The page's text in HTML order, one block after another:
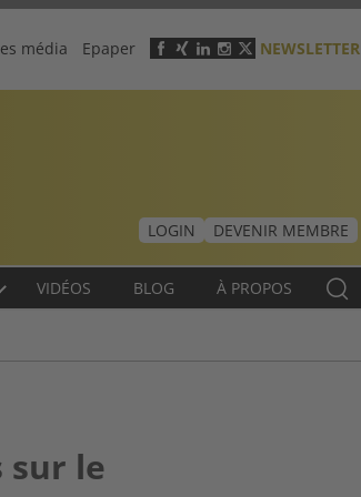
Header
menu
média Epaper NEWSLETTER
LOGIN
DEVENIR MEMBRE
VIDÉOS BLOG À PROPOS
sur le